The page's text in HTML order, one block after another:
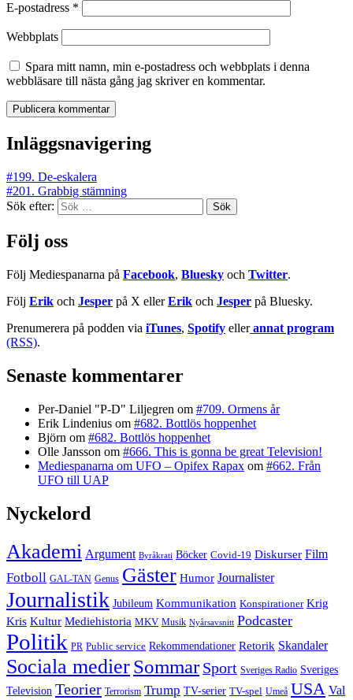
E-postadress *
Webbplats
Spara mitt namn, min e-postadress och webbplats i denna
webbläsare till nästa gång jag skriver en kommentar.
Inläggsnavigering
#199. De-eskalera
#201. Grabbig stämning
Sök efter:
Följ oss
Följ Mediespanarna på Facebook, Bluesky och Twitter.
Följ Erik och Jesper på X ellerErik och Jesper på Bluesky.
Prenumerera på podden via iTunes, Spotify eller annat program
(RSS).
Senaste kommentarer
Per-Daniel "P-D" Liljegren om #709. Ormens år
Erik Lindenius om #682. Bottlös hoppenhet
Björn om #682. Bottlös hoppenhet
Olle Jansson om #666. This is gonna be great Television!
Mediespanarna om UFO – Opifex Rapax om #662. Från
UFO till UAP
Nyckelord
Akademi Argument Byråkrati Böcker Covid-19 Diskurser Film
Fotboll GAL-TAN Genus Gäster Humor Journalister
Journalistik Jubileum Kommunikation Konspirationer Krig
Kris Kultur Mediehistoria MKV Musik Nyårsavsnitt Podcaster
Politik PR Public service Rekommendationer Retorik Skandaler
Sociala medierSommar Sport Sveriges Radio Sveriges
Television Teorier Terrorism Trump TV-serier TV-spel Umeå USA Val